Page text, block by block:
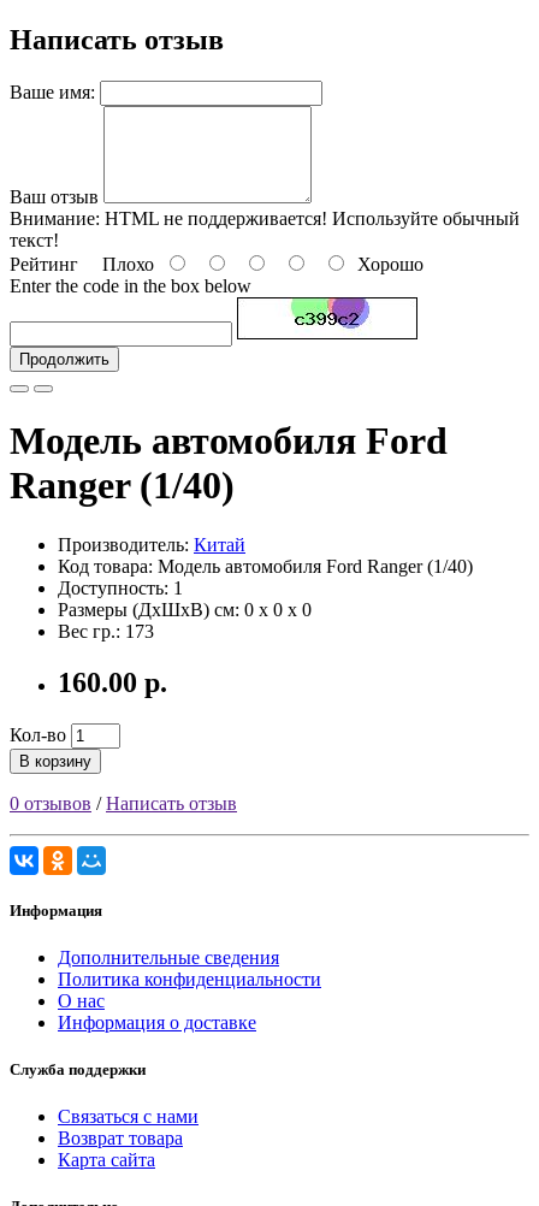
Написать отзыв
Ваше имя:
Ваш отзыв
Внимание: HTML не поддерживается! Используйте обычный
текст!
Рейтинг Плохо
Хорошо
Enter the code in the box below
Продолжить
Модель автомобиля Ford
Ranger (1/40)
Производитель: Китай
Код товара: Модель автомобиля Ford Ranger (1/40)
Доступность: 1
Размеры (ДxШxВ) см: 0 x 0 x 0
Вес гр.: 173
160.00 р.
Кол-во
В корзину
0 отзывов /Написать отзыв
Информация
Дополнительные сведения
Политика конфиденциальности
О нас
Информация о доставке
Служба поддержки
Связаться с нами
Возврат товара
Карта сайта